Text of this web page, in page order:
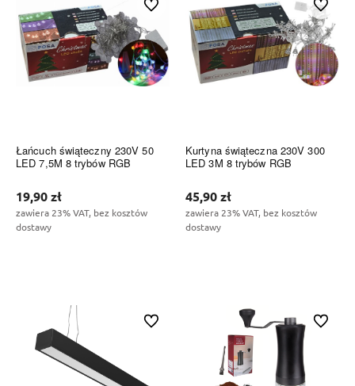
Łańcuch świąteczny 230V 50
LED 7,5M 8 trybów RGB
19,90 zł
zawiera 23% VAT, bez kosztów
dostawy
Do ulubionych
Kurtyna świąteczna 230V 300
LED 3M 8 trybów RGB
45,90 zł
zawiera 23% VAT, bez kosztów
dostawy
Do
Do ulubionych Do